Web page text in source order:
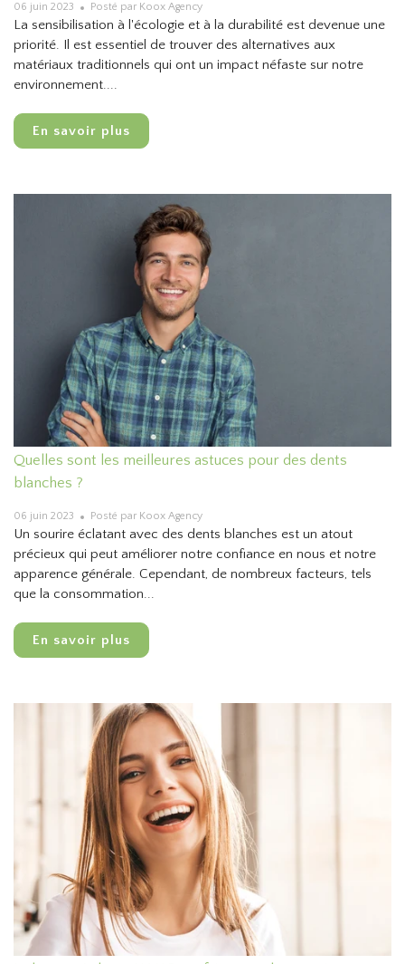
06 juin 2023 Posté par Koox Agency
La sensibilisation à l'écologie et à la durabilité est devenue une
priorité. Il est essentiel de trouver des alternatives aux
matériaux traditionnels qui ont un impact néfaste sur notre
environnement....
En savoir plus
Quelles sont les meilleures astuces pour des dents
blanches ?
06 juin 2023 Posté par Koox Agency
Un sourire éclatant avec des dents blanches est un atout
précieux qui peut améliorer notre confiance en nous et notre
apparence générale. Cependant, de nombreux facteurs, tels
que la consommation...
En savoir plus